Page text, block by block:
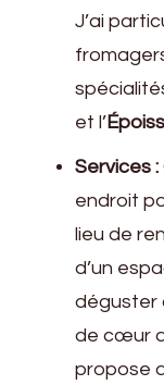
J’ai
et l’
Services :
endroit
lieu de
d’un
déguster
de cœur
propose